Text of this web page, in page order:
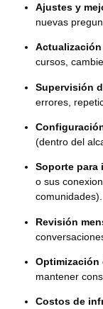
Ajustes y
nuevas
cursos,
Supervisión
errores,
(dentro del
Soporte para
o sus
comunidades).
Revisión
Optimización
mantener
Costos de